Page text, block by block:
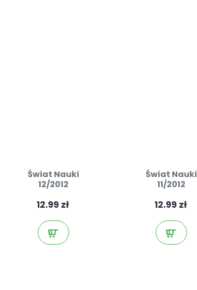
Świat Nauki
12/2012
12.99 zł
Świat Nauki
11/2012
12.99 zł